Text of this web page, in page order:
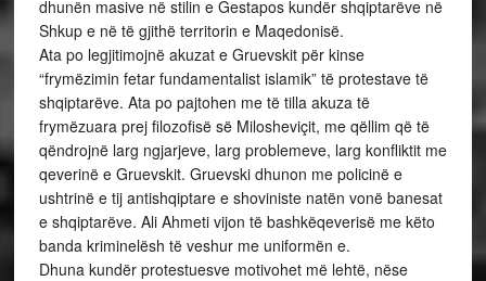
dhunën masive në stilin e Gestapos kundër shqiptarëve në
Shkup e në të gjithë territorin e Maqedonisë.
Ata po legjitimojnë akuzat e Gruevskit për kinse
“frymëzimin fetar fundamentalist islamik” të protestave të
shqiptarëve. Ata po pajtohen me të tilla akuza të
frymëzuara prej filozofisë së Milosheviçit, me qëllim që të
qëndrojnë larg ngjarjeve, larg problemeve, larg konfliktit me
qeverinë e Gruevskit. Gruevski dhunon me policinë e
ushtrinë e tij antishqiptare e shoviniste natën vonë banesat
e shqiptarëve. Ali Ahmeti vijon të bashkëqeverisë me këto
banda kriminelësh të veshur me uniformën e.
Dhuna kundër protestuesve motivohet më lehtë, nëse